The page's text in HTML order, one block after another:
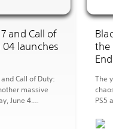
Full details on
and Warzone
Reloaded, out
Los Vaqueros and
rebuild — they also
epic proportions in
2.0, launching May
Daniel Noel